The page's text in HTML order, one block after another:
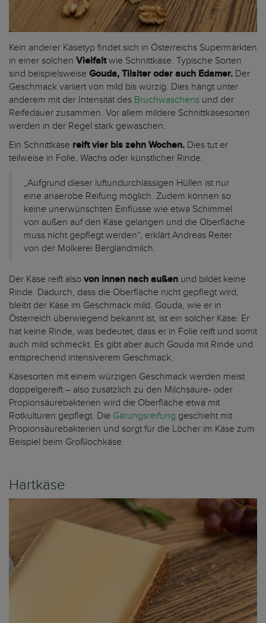
Kein anderer Käsetyp findet sich in Österreichs Supermärkten
in einer solchen Vielfaltwie Schnittkäse. Typische Sorten
sind beispielsweise Gouda, Tilsiter oder auch Edamer. Der
Geschmack variiert von mild bis würzig. Dies hängt unter
anderem mit der Intensität des Bruchwaschens und der
Reifedauer zusammen. Vor allem mildere Schnittkäsesorten
werden in der Regel stark gewaschen.
Ein Schnittkäse reift vier bis zehn Wochen. Dies tut er
teilweise in Folie, Wachs oder künstlicher Rinde.
„Aufgrund dieser luftundurchlässigen Hüllen ist nur
eine anaerobe Reifung möglich. Zudem können so
keine unerwünschten Einflüsse wie etwa Schimmel
von außen auf den Käse gelangen und die Oberfläche
muss nicht gepflegt werden“, erklärt Andreas Reiter
von der Molkerei Berglandmilch.
Der Käse reift also von innen nach außen und bildet keine
Rinde. Dadurch, dass die Oberfläche nicht gepflegt wird,
bleibt der Käse im Geschmack mild. Gouda, wie er in
Österreich überwiegend bekannt ist, ist ein solcher Käse: Er
hat keine Rinde, was bedeutet, dass er in Folie reift und somit
auch mild schmeckt. Es gibt aber auch Gouda mit Rinde und
entsprechend intensiverem Geschmack.
Käsesorten mit einem würzigen Geschmack werden meist
doppelgereift – also zusätzlich zu den Milchsäure- oder
Propionsäurebakterien wird die Oberfläche etwa mit
Rotkulturen gepflegt. Die Gärungsreifung geschieht mit
Propionsäurebakterien und sorgt für die Löcher im Käse zum
Beispiel beim Großlochkäse.
Hartkäse